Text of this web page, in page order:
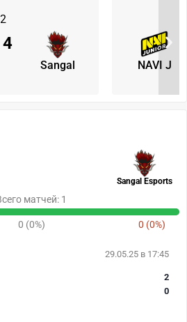
Sangal
4
NAVI J
Sangal Esports
матчей: 1
0 (0%) 0 (0%)
29.05.25 в 17:45
2
0